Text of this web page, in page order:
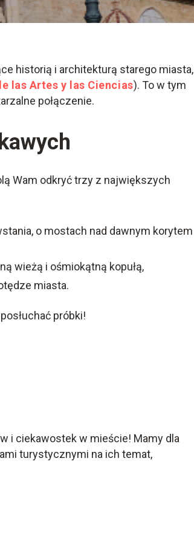
historią i architekturą starego miasta,
las Artes y las Ciencias). To w tym
połączenie.
Wam odkryć trzy z największych
o mostach nad dawnym korytem
wieżą i ośmiokątną kopułą,
miasta.
próbki!
i ciekawostek w mieście! Mamy dla
turystycznymi na ich temat,